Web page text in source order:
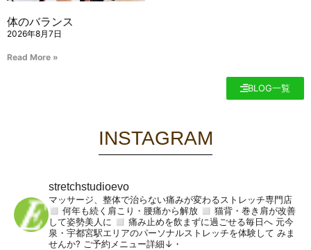
体のバランス
2026年8月7日
Read More »
BLOG一覧
INSTAGRAM
stretchstudioevo
マッサージ、整体で治らない痛みが変わるストレッチ専門店
◻︎ 何年も続く肩こり・腰痛から解放 ◻︎ 猫背・巻き肩が改善
して姿勢美人に ◻︎ 痛み止めを飲まずに過ごせる毎日へ 元今
泉・宇都宮駅エリアのパーソナルストレッチを体験して みま
せんか? ご予約メニュー詳細↓・